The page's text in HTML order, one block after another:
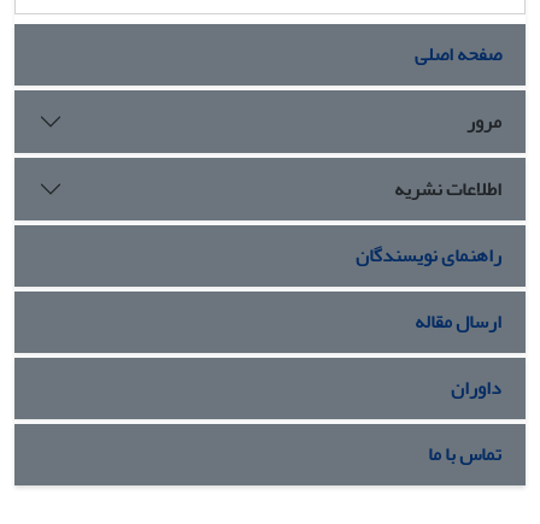
صفحه اصلی
مرور
اطلاعات نشریه
راهنمای نویسندگان
ارسال مقاله
داوران
تماس با ما